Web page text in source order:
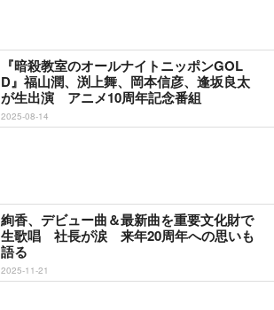
『暗殺教室のオールナイトニッポンGOL
D』福山潤、渕上舞、岡本信彦、逢坂良太
が生出演 アニメ10周年記念番組
2025-08-14
絢香、デビュー曲＆最新曲を重要文化財で
生歌唱 社長が涙 来年20周年への思いも
語る
2025-11-21